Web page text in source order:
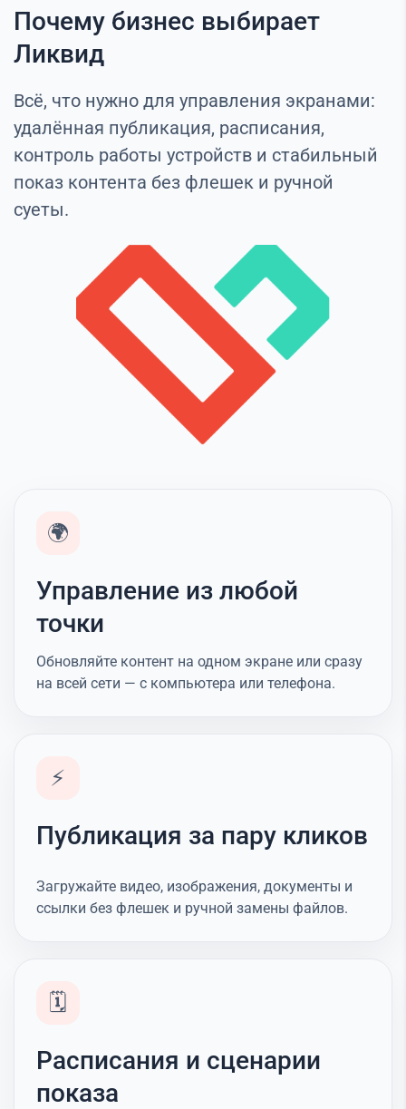
Почему бизнес выбирает
Ликвид
Всё, что нужно для управления экранами:
удалённая публикация, расписания,
контроль работы устройств и стабильный
показ контента без флешек и ручной
суеты.
🌍
Управление из любой
точки
Обновляйте контент на одном экране или сразу
на всей сети — с компьютера или телефона.
⚡
Публикация за пару кликов
Загружайте видео, изображения, документы и
ссылки без флешек и ручной замены файлов.
🗓️
Расписания и сценарии
показа